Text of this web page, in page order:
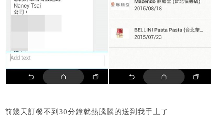
前幾天訂餐不到30分鐘就熱騰騰的送到我手上了